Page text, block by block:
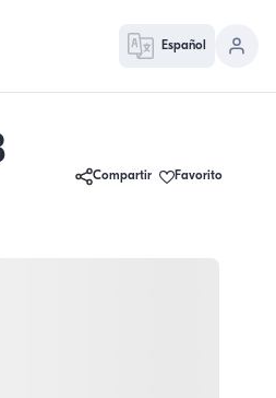
Español
Compartir Favorito